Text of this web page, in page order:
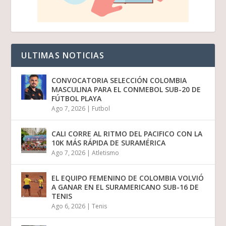
ULTIMAS NOTICIAS
CONVOCATORIA SELECCIÓN COLOMBIA
MASCULINA PARA EL CONMEBOL SUB-20 DE
FÚTBOL PLAYA
Ago 7, 2026 | Futbol
CALI CORRE AL RITMO DEL PACIFICO CON LA
10K MÁS RÁPIDA DE SURAMÉRICA
Ago 7, 2026 |Atletismo
EL EQUIPO FEMENINO DE COLOMBIA VOLVIÓ
A GANAR EN EL SURAMERICANO SUB-16 DE
TENIS
Ago 6, 2026 |Tenis